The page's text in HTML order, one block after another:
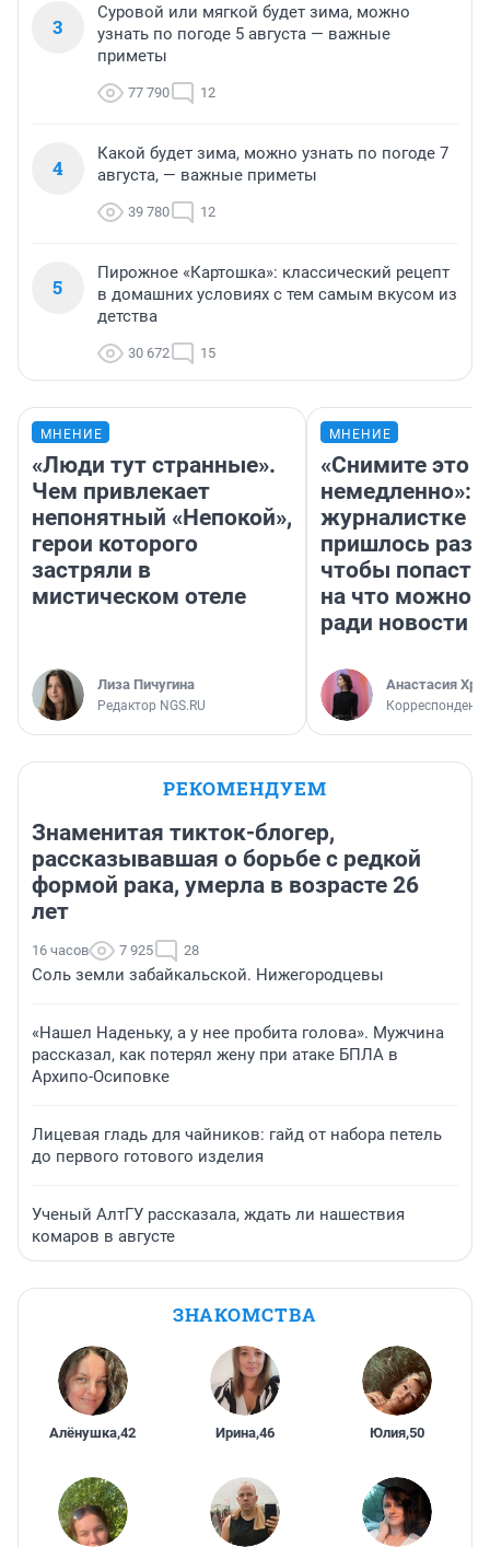
3
Суровой или мягкой будет зима, можно
узнать по погоде 5 августа — важные
приметы
77 790 12
4
Какой будет зима, можно узнать по погоде 7
августа, — важные приметы
39 780 12
5
Пирожное «Картошка»: классический рецепт
в домашних условиях с тем самым вкусом из
детства
30 672 15
МНЕНИЕ
«Люди тут странные».
Чем привлекает
непонятный «Непокой»,
герои которого
застряли в
мистическом отеле
Лиза Пичугина
Редактор NGS.RU
МНЕНИЕ
«Снимите это
немедленно»:
журналистке
пришлось
чтобы попасть
на что можно
ради новости
Анастасия
Корреспондент
РЕКОМЕНДУЕМ
Знаменитая тикток-блогер,
рассказывавшая о борьбе с редкой
формой рака, умерла в возрасте 26
лет
16 часов 7 925 28
Соль земли забайкальской. Нижегородцевы
«Нашел Наденьку, а у нее пробита голова». Мужчина
рассказал, как потерял жену при атаке БПЛА в
Архипо-Осиповке
Лицевая гладь для чайников: гайд от набора петель
до первого готового изделия
Ученый АлтГУ рассказала, ждать ли нашествия
комаров в августе
ЗНАКОМСТВА
Алёнушка,42 Ирина,46 Юлия,50